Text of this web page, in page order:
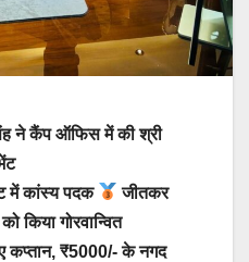
ने कैंप ऑफिस में की श्री
में कांस्य पदक
जीतकर
किया गोरवान्वित
कप्तान, ₹5000/- के नगद